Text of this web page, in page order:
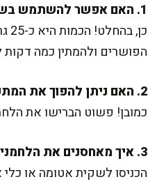
1. האם אפשר להשתמש בשמרים טריים במקום שמרים יבשים?
הפושרים ולהמתין כמה
2. האם ניתן להפוך את המתכון לטבעוני?
כמובן! פשוט הברישו את
3. איך מאחסנים את הלחמניות אם נשארו?
הכניסו לשקית אטומה או